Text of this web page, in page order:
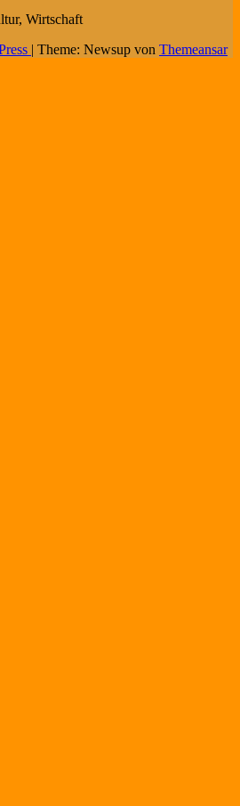
Wirtschaft
| Theme: Newsup von Themeansar